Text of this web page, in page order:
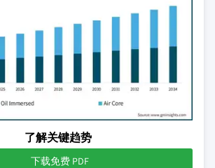
了解关键趋势
下载免费 PDF